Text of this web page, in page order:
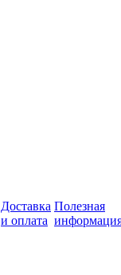
Доставка
и оплата
Полезная